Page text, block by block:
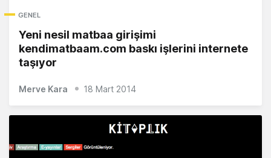
GENEL
Yeni nesil matbaa girişimi
kendimatbaam.com baskı işlerini internete
taşıyor
Merve Kara 18 Mart 2014